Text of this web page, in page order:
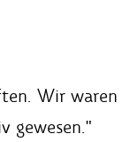
Wir
gewesen."